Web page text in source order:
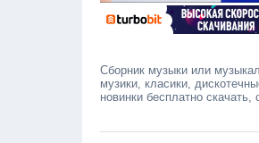
Сборник музыки или
музики, класики,
новинки бесплатно